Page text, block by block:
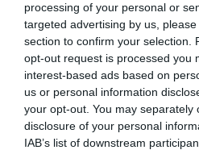
processing of your personal or
targeted advertising by us,
section to confirm your selection.
opt-out request is processed you
interest-based ads based on
us or personal information
your opt-out. You may separately
disclosure of your personal
IAB’s list of downstream
ΠΑΤΗΣΤΕ ΓΙΑ
Live ενημέρωση για Κηφισό, Αττική
paron.gr